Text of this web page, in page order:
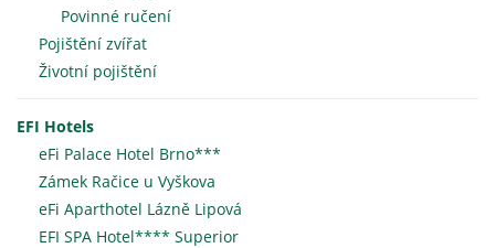
Povinné ručení
Pojištění zvířat
Životní pojištění
EFI Hotels
eFi Palace Hotel Brno***
Zámek Račice u Vyškova
eFi Aparthotel Lázně Lipová
EFI SPA Hotel**** Superior